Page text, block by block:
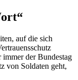
auf die sich
immer der Bundestag
von Soldaten geht,